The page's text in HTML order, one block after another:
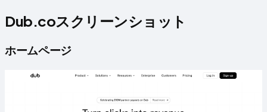
Dub.coスクリーンショット
ホームページ